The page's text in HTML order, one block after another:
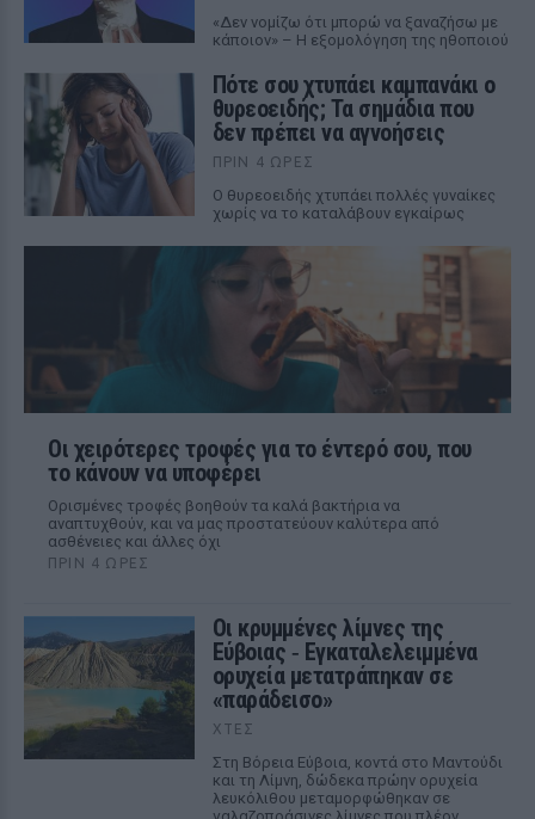
«Δεν νομίζω ότι μπορώ να ξαναζήσω με
κάποιον» – Η εξομολόγηση της ηθοποιού
Πότε σου χτυπάει καμπανάκι ο
θυρεοειδής; Τα σημάδια που
δεν πρέπει να αγνοήσεις
ΠΡΙΝ 4 ΏΡΕΣ
Ο θυρεοειδής χτυπάει πολλές γυναίκες
χωρίς να το καταλάβουν εγκαίρως
Οι χειρότερες τροφές για το έντερό σου, που
το κάνουν να υποφέρει
Ορισμένες τροφές βοηθούν τα καλά βακτήρια να
αναπτυχθούν, και να μας προστατεύουν καλύτερα από
ασθένειες και άλλες όχι
ΠΡΙΝ 4 ΏΡΕΣ
Οι κρυμμένες λίμνες της
Εύβοιας ‑ Εγκαταλελειμμένα
ορυχεία μετατράπηκαν σε
«παράδεισο»
ΧΤΕΣ
Στη Βόρεια Εύβοια, κοντά στο Μαντούδι
και τη Λίμνη, δώδεκα πρώην ορυχεία
λευκόλιθου μεταμορφώθηκαν σε